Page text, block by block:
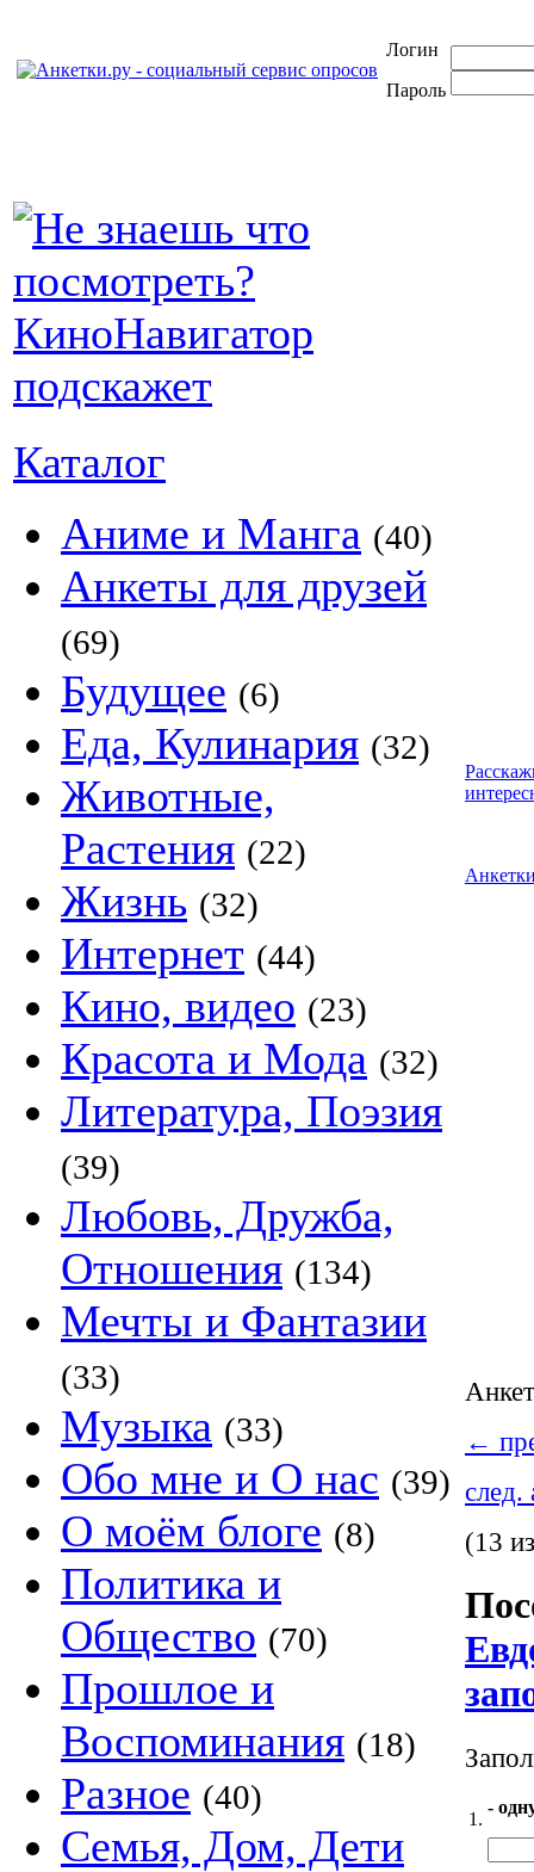
Логин
Пароль
Каталог
Аниме и Манга (40)
Анкеты для друзей
(69)
Будущее (6)
Еда, Кулинария (32)
Животные,
Растения (22)
Жизнь (32)
Интернет (44)
Кино, видео (23)
Красота и Мода (32)
Литература, Поэзия
(39)
Любовь, Дружба,
Отношения (134)
Мечты и Фантазии
(33)
Музыка (33)
Обо мне и О нас (39)
О моём блоге (8)
Политика и
Общество (70)
Прошлое и
Воспоминания (18)
Разное (40)
Семья, Дом, Дети
←
след.
(13
1.
-